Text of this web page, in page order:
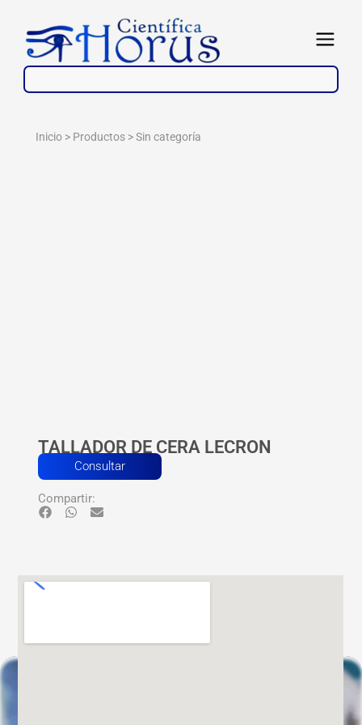
contenido
Abrir
Inicio > Productos >Sin categoría
TALLADOR DE CERA LECRON
Consultar
Compartir: